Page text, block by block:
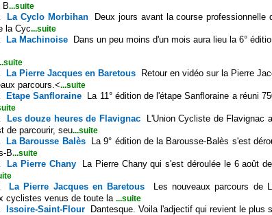
B...suite
La Cyclo Morbihan
Deux jours avant la course
la Cyc...suite
La Machinoise Dans un peu moins d'un mois aura lieu la 6°
La Pierre Jacques en Baretous
Retour en vidéo sur la Pierre
parcours.<...suite
Etape Sanfloraine
La 11° édition de l'étape Sanfloraine a réuni
Les douze heures de Flavignac
L'Union Cycliste de Flavignac
de parcourir, seu...suite
La Barousse Balès
La 9° édition de la Barousse-Balès s'est
B...suite
La Pierre Chany
La Pierre Chany qui s'est déroulée le 6 août
La Pierre Jacques en Baretous
Les nouveaux parcours de
cyclistes venus de toute la ...suite
Issoire-Saint-Flour Dantesque. Voila l'adjectif qui revient le plus